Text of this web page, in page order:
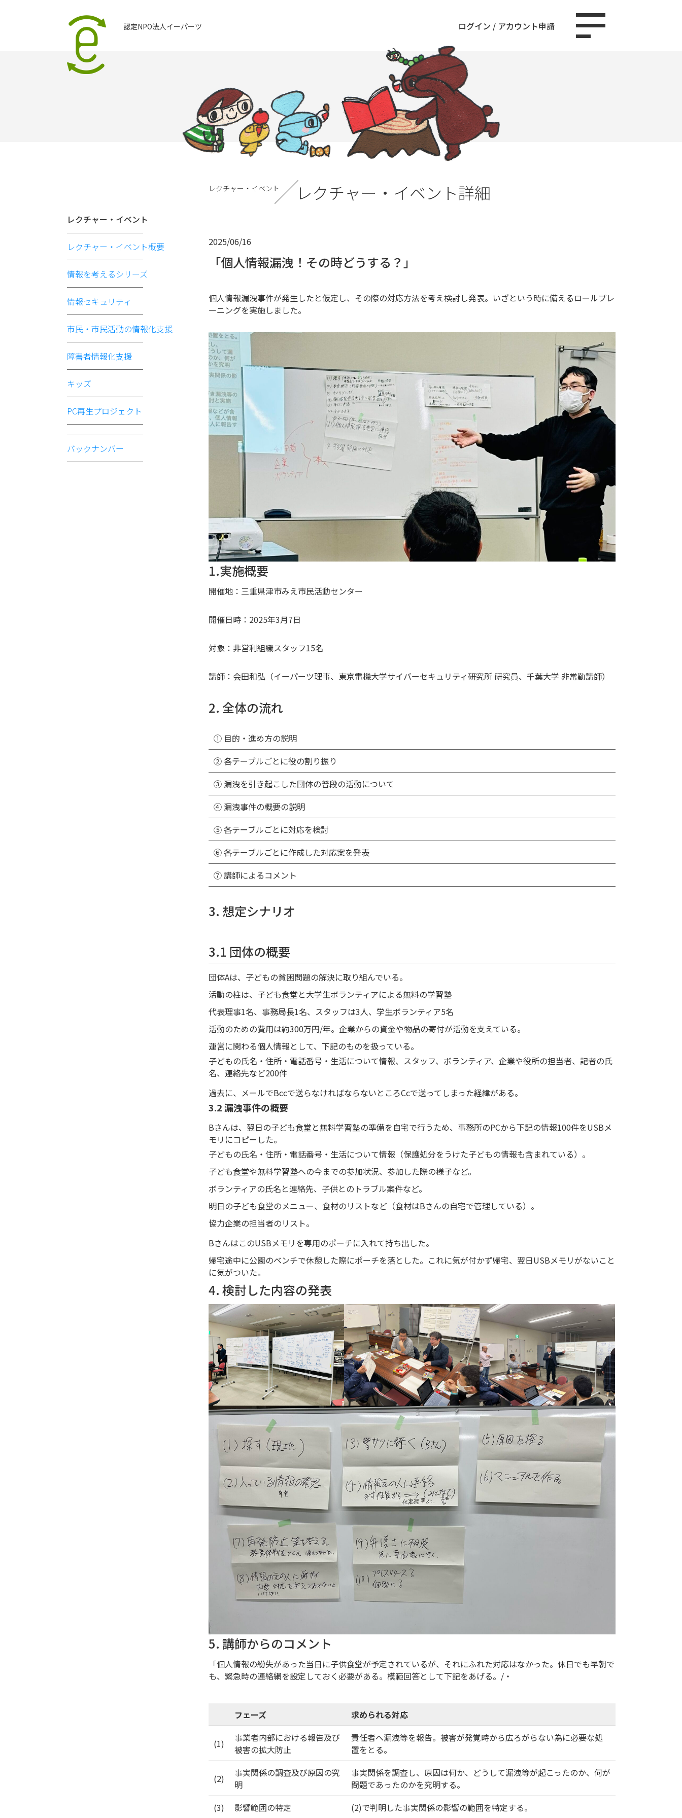
認定NPO法人イーパーツ ログイン / アカウント申請
レクチャー・イベント
レクチャー・イベント概要
情報を考えるシリーズ
情報セキュリティ
市民・市民活動の情報化支援
障害者情報化支援
キッズ
PC再生プロジェクト
バックナンバー
レクチャー・イベント レクチャー・イベント詳細
2025/06/16
「個人情報漏洩！その時どうする？」
個人情報漏洩事件が発生したと仮定し、その際の対応方法を考え検討し発表。いざという時に備えるロールプレ
ーニングを実施しました。
1.実施概要
開催地：三重県津市みえ市民活動センター
開催日時：2025年3月7日
対象：非営利組織スタッフ15名
講師：会田和弘（イーパーツ理事、東京電機大学サイバーセキュリティ研究所 研究員、千葉大学 非常勤講師）
2. 全体の流れ
① 目的・進め方の説明
② 各テーブルごとに役の割り振り
③ 漏洩を引き起こした団体の普段の活動について
④ 漏洩事件の概要の説明
⑤ 各テーブルごとに対応を検討
⑥ 各テーブルごとに作成した対応案を発表
⑦ 講師によるコメント
3. 想定シナリオ
3.1 団体の概要
団体Aは、子どもの貧困問題の解決に取り組んでいる。
活動の柱は、子ども食堂と大学生ボランティアによる無料の学習塾
代表理事1名、事務局長1名、スタッフは3人、学生ボランティア5名
活動のための費用は約300万円/年。企業からの資金や物品の寄付が活動を支えている。
運営に関わる個人情報として、下記のものを扱っている。
子どもの氏名・住所・電話番号・生活について情報、スタッフ、ボランティア、企業や役所の担当者、記者の氏
名、連絡先など200件
過去に、メールでBccで送らなければならないところCcで送ってしまった経緯がある。
3.2 漏洩事件の概要
Bさんは、翌日の子ども食堂と無料学習塾の準備を自宅で行うため、事務所のPCから下記の情報100件をUSBメ
モリにコピーした。
子どもの氏名・住所・電話番号・生活について情報（保護処分をうけた子どもの情報も含まれている）。
子ども食堂や無料学習塾への今までの参加状況、参加した際の様子など。
ボランティアの氏名と連絡先、子供とのトラブル案件など。
明日の子ども食堂のメニュー、食材のリストなど（食材はBさんの自宅で管理している）。
協力企業の担当者のリスト。
BさんはこのUSBメモリを専用のポーチに入れて持ち出した。
帰宅途中に公園のベンチで休憩した際にポーチを落とした。これに気が付かず帰宅、翌日USBメモリがないこと
に気がついた。
4. 検討した内容の発表
5. 講師からのコメント
「個人情報の紛失があった当日に子供食堂が予定されているが、それにふれた対応はなかった。休日でも早朝で
も、緊急時の連絡網を設定しておく必要がある。模範回答として下記をあげる。/・
フェーズ 求められる対応
(1)
事業者内部における報告及び
被害の拡大防止
責任者へ漏洩等を報告。被害が発覚時から広ろがらない為に必要な処
置をとる。
(2)
事実関係の調査及び原因の究
明
事実関係を調査し、原因は何か、どうして漏洩等が起こったのか、何が
問題であったのかを究明する。
(3)
影響範囲の特定 (2)で判明した事実関係の影響の範囲を特定する。